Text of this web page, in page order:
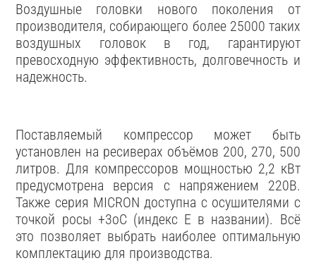
Воздушные головки нового поколения от
производителя, собирающего более 25000 таких
воздушных головок в год, гарантируют
превосходную эффективность, долговечность и
надежность.
Поставляемый компрессор может быть
установлен на ресиверах объёмов 200, 270, 500
литров. Для компрессоров мощностью 2,2 кВт
предусмотрена версия с напряжением 220В.
Также серия MICRON доступна с осушителями с
точкой росы +3oС (индекс E в названии). Всё
это позволяет выбрать наиболее оптимальную
комплектацию для производства.